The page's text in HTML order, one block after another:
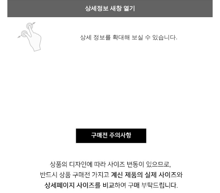
상세정보 새창 열기
상세 정보를 확대해 보실 수 있습니다.